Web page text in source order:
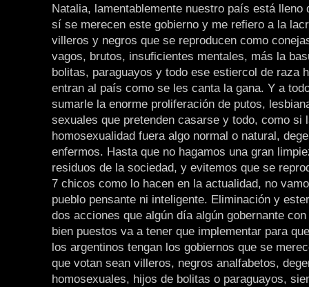
Natalia, lamentablemente nuestro país está lleno
sí se merecen este gobierno y me refiero a la
villeros y negros que se reproducen como
vagos, brutos, insuficientes mentales, más la
bolitas, paraguayos y todo ese estiercol de raza
entran al país como se les canta la gana. Y a
sumarle la enorme proliferación de putos,
sexuales que pretenden casarse y todo, como si
homosexualidad fuera algo normal o natural,
enfermos. Hasta que no hagamos una gran
residuos de la sociedad, y evitemos que se
7 chicos como lo hacen en la actualidad, no
pueblo pensante ni inteligente. Eliminación y
dos acciones que algún día algún gobernante
bien puestos va a tener que implementar para
los argentinos tengan los gobiernos que se
que votan sean villeros, negros analfabetos,
homosexuales, hijos de bolitas o paraguayos,